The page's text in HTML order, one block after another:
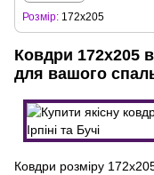
Розмір 172x205
Ковдри 172х205
для вашого
Ковдри розміру